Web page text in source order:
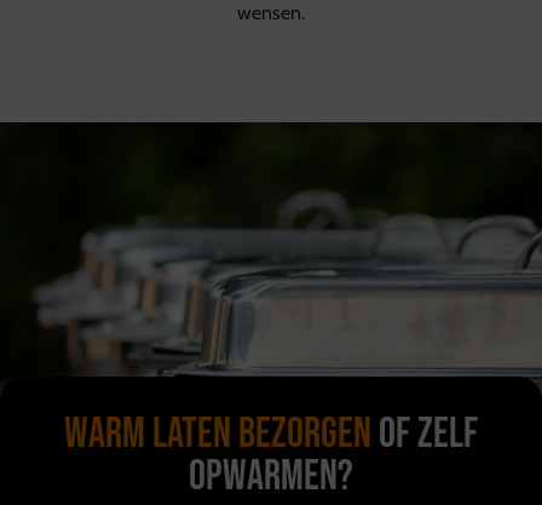
wensen.
Warm laten bezorgenof zelf
opwarmen?